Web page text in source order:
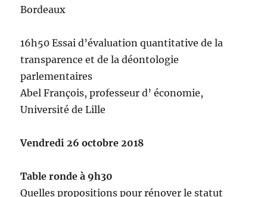
Bordeaux
16h50 Essai d’évaluation quantitative de la
transparence et de la déontologie
parlementaires
Abel François, professeur d’ économie,
Université de Lille
Vendredi 26 octobre 2018
Table ronde à 9h30
Quelles propositions pour rénover le statut